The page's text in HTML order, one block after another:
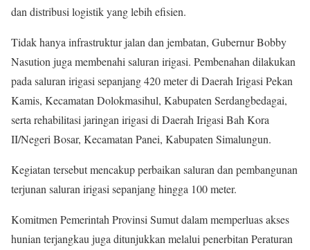
dan distribusi logistik yang lebih efisien.
Tidak hanya infrastruktur jalan dan jembatan, Gubernur Bobby
Nasution juga membenahi saluran irigasi. Pembenahan dilakukan
pada saluran irigasi sepanjang 420 meter di Daerah Irigasi Pekan
Kamis, Kecamatan Dolokmasihul, Kabupaten Serdangbedagai,
serta rehabilitasi jaringan irigasi di Daerah Irigasi Bah Kora
II/Negeri Bosar, Kecamatan Panei, Kabupaten Simalungun.
Kegiatan tersebut mencakup perbaikan saluran dan pembangunan
terjunan saluran irigasi sepanjang hingga 100 meter.
Komitmen Pemerintah Provinsi Sumut dalam memperluas akses
hunian terjangkau juga ditunjukkan melalui penerbitan Peraturan